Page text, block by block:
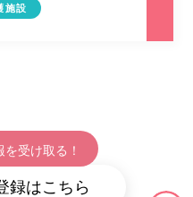
施設
受け取る！
録はこちら